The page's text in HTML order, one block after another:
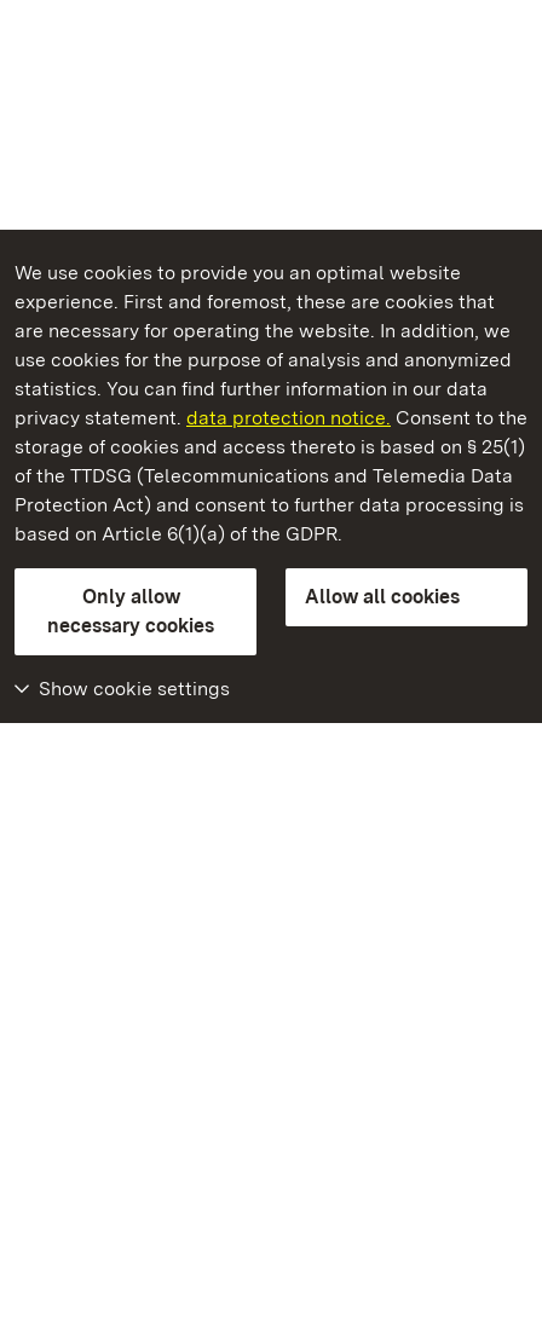
We use cookies to provide you an optimal website
experience. First and foremost, these are cookies that
are necessary for operating the website. In addition, we
use cookies for the purpose of analysis and anonymized
statistics. You can find further information in our data
privacy statement. data protection notice. Consent to the
storage of cookies and access thereto is based on § 25(1)
of the TTDSG (Telecommunications and Telemedia Data
Protection Act) and consent to further data processing is
based on Article 6(1)(a) of the GDPR.
Only allow
necessary cookies
Allow all cookies
Show cookie settings
State Palaces and Gardens of Baden-Wuerttemberg
Ludwigsburg Residential Palace
State Palaces and Gardens of Baden-Wuerttemberg
Contact usFAQMasthead
Declaration on barrier-free access
BITV-konform (geprüfte Seiten)